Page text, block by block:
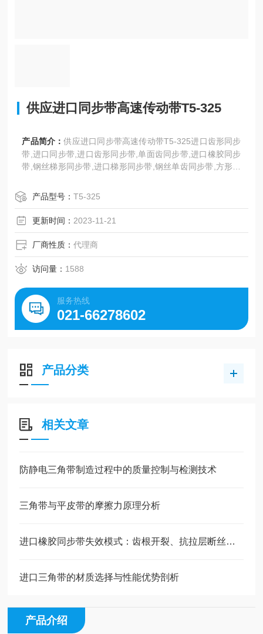
供应进口同步带高速传动带T5-325
产品简介：供应进口同步带高速传动带T5-325进口齿形同步
带,进口同步带,进口齿形同步带,单面齿同步带,进口橡胶同步
带,钢丝梯形同步带,进口梯形同步带,钢丝单齿同步带,方形齿
5、DT10型。日本三星、美国盖茨、德国奥比等世界名优工
业皮带。
产品型号：T5-325
更新时间： 2023-11-21
厂商性质：代理商
访问量： 1588
服务热线
021-66278602
产品分类
相关文章
防静电三角带制造过程中的质量控制与检测技术
三角带与平皮带的摩擦力原理分析
进口橡胶同步带失效模式：齿根开裂、抗拉层断丝的原因与预防
进口三角带的材质选择与性能优势剖析
产品介绍